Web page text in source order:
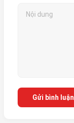
Gửi bình luận